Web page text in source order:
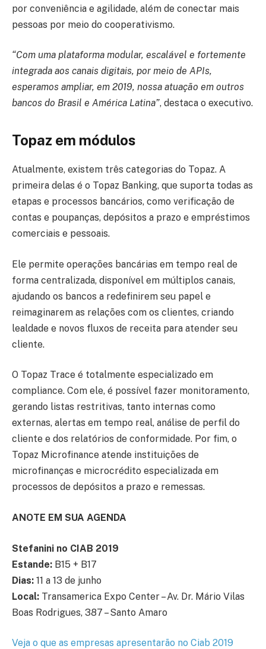
por conveniência e agilidade, além de conectar mais
pessoas por meio do cooperativismo.
“Com uma plataforma modular, escalável e fortemente
integrada aos canais digitais, por meio de APIs,
esperamos ampliar, em 2019, nossa atuação em outros
bancos do Brasil e América Latina”, destaca o executivo.
Topaz em módulos
Atualmente, existem três categorias do Topaz. A
primeira delas é o Topaz Banking, que suporta todas as
etapas e processos bancários, como verificação de
contas e poupanças, depósitos a prazo e empréstimos
comerciais e pessoais.
Ele permite operações bancárias em tempo real de
forma centralizada, disponível em múltiplos canais,
ajudando os bancos a redefinirem seu papel e
reimaginarem as relações com os clientes, criando
lealdade e novos fluxos de receita para atender seu
cliente.
O Topaz Trace é totalmente especializado em
compliance. Com ele, é possível fazer monitoramento,
gerando listas restritivas, tanto internas como
externas, alertas em tempo real, análise de perfil do
cliente e dos relatórios de conformidade. Por fim, o
Topaz Microfinance atende instituições de
microfinanças e microcrédito especializada em
processos de depósitos a prazo e remessas.
ANOTE EM SUA AGENDA
Stefanini no CIAB 2019
Estande: B15 + B17
Dias: 11 a 13 de junho
Local: Transamerica Expo Center – Av. Dr. Mário Vilas
Boas Rodrigues, 387 – Santo Amaro
Veja o que as empresas apresentarão no Ciab 2019